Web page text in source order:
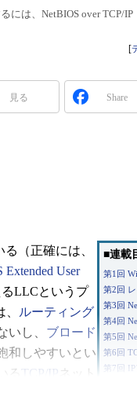
には、NetBIOS over TCP/
[
見る Share
■連載
第1回
第2回
第3回
第4回
第5回
第6回
第7回
（正確には、
User
LLCというプ
ルーティング
いし、 ブロード
和しやすいとい
る TCP/IP
ネット